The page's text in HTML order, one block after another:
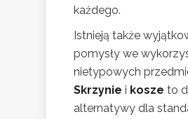
każdego.
Istnieją także
pomysły we
nietypowych
Skrzynie i kosze to
alternatywy dla